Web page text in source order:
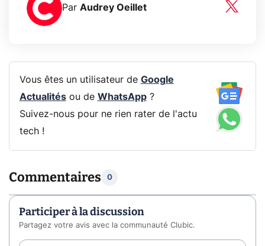
Par Audrey Oeillet
Vous êtes un utilisateur de Google
Actualitésou de WhatsApp?
Suivez-nous pour ne rien rater de l'actu
tech !
Commentaires 0
Participer à la discussion
Partagez votre avis avec la communauté Clubic.